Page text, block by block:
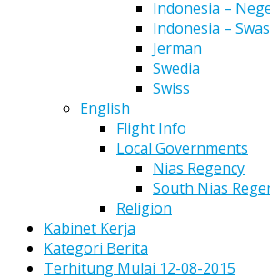
Indonesia –
Indonesia –
Jerman
Swedia
Swiss
English
Flight Info
Local Governments
Nias Regency
South Nias
Religion
Kabinet Kerja
Kategori Berita
Terhitung Mulai 12-08-2015